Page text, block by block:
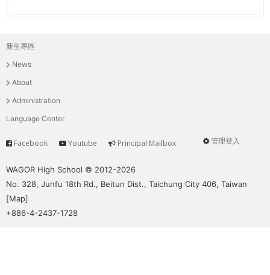
主
選
單
新生專區
News
About
Administration
Language Center
User
管理登入
Service
Facebook Youtube Principal Mailbox
WAGOR High School © 2012-2026
No. 328, Junfu 18th Rd., Beitun Dist., Taichung City 406, Taiwan
[Map]
+886-4-2437-1728